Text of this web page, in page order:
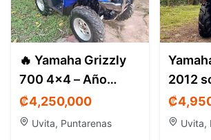
🔥 Yamaha Grizzly
700 4x4 – Año
2007 – ₡4 250 000
🔥
₡4,250,000
Uvita, Puntarenas
2012
Uvita,